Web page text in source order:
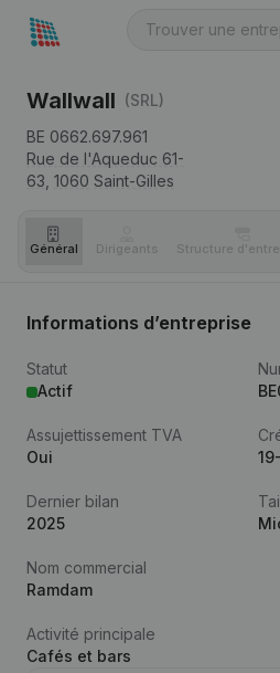
Wallwall (SRL)
BE 0662.697.961
Rue de l'Aqueduc 61-
63, 1060 Saint-Gilles
Général Dirigeants Structure
Informations d’entreprise
Statut
Actif
Assujettissement TVA
Oui
Dernier bilan
2025
Nom commercial
Ramdam
Activité principale
Cafés et bars